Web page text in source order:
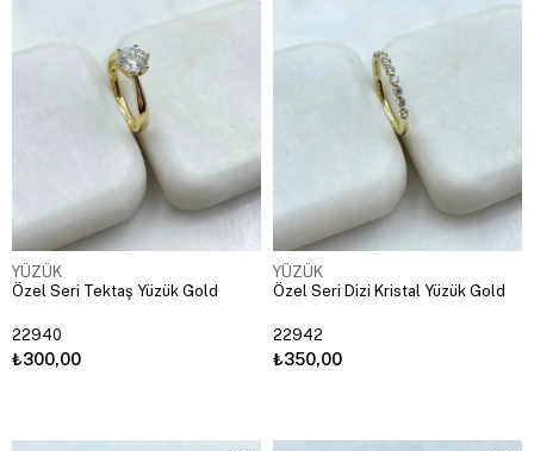
YÜZÜK
Özel Seri Tektaş Yüzük Gold
22940
₺300,00
YÜZÜK
Özel Seri Dizi Kristal Yüzük Gold
22942
₺350,00